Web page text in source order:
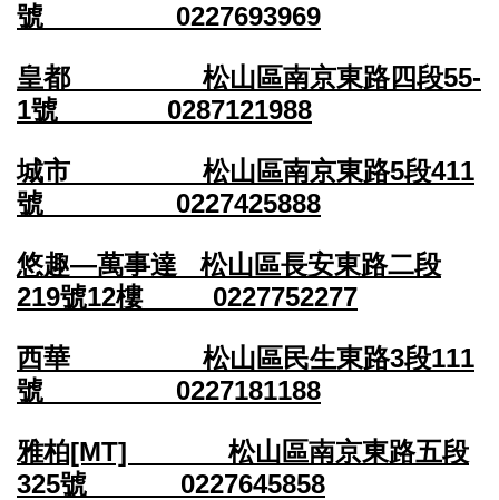
號 0227693969
皇都 松山區南京東路四段55-
1號 0287121988
城市 松山區南京東路5段411
號 0227425888
悠趣—萬事達 松山區長安東路二段
219號12樓 0227752277
西華 松山區民生東路3段111
號 0227181188
雅柏[MT] 松山區南京東路五段
325號 0227645858